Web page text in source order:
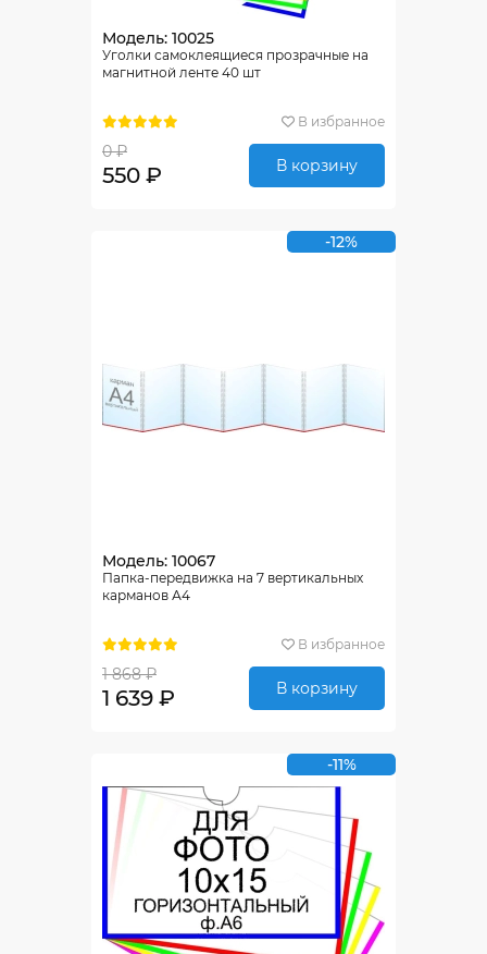
Модель: 10025
Уголки самоклеящиеся прозрачные на
магнитной ленте 40 шт
В избранное
0 ₽
550 ₽ В корзину
-12%
Модель: 10067
Папка-передвижка на 7 вертикальных
карманов А4
В избранное
1 868 ₽
1 639 ₽ В корзину
-11%